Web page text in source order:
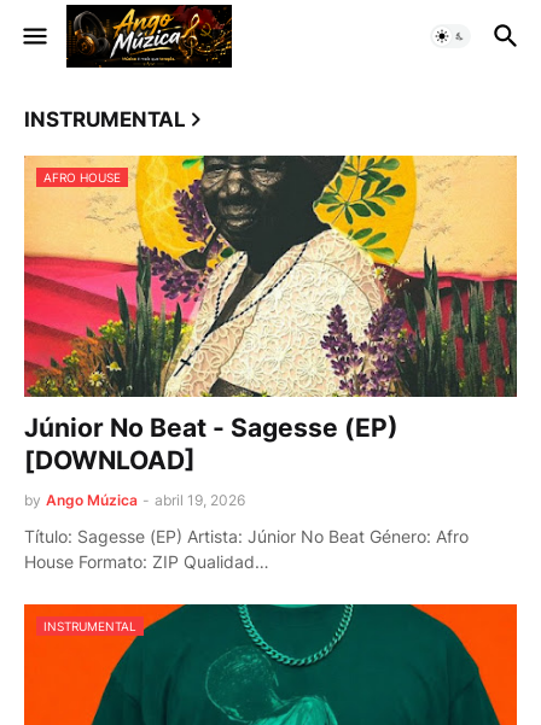
INSTRUMENTAL
AFRO HOUSE
Júnior No Beat - Sagesse (EP)
[DOWNLOAD]
by Ango Múzica - abril 19, 2026
Título: Sagesse (EP) Artista: Júnior No Beat Género: Afro
House Formato: ZIP Qualidad…
INSTRUMENTAL